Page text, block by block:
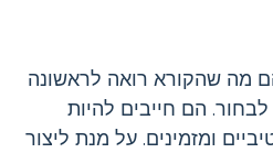
מה שהקורא רואה לראשונה
הם חייבים להיות
ומזמינים. על מנת ליצור